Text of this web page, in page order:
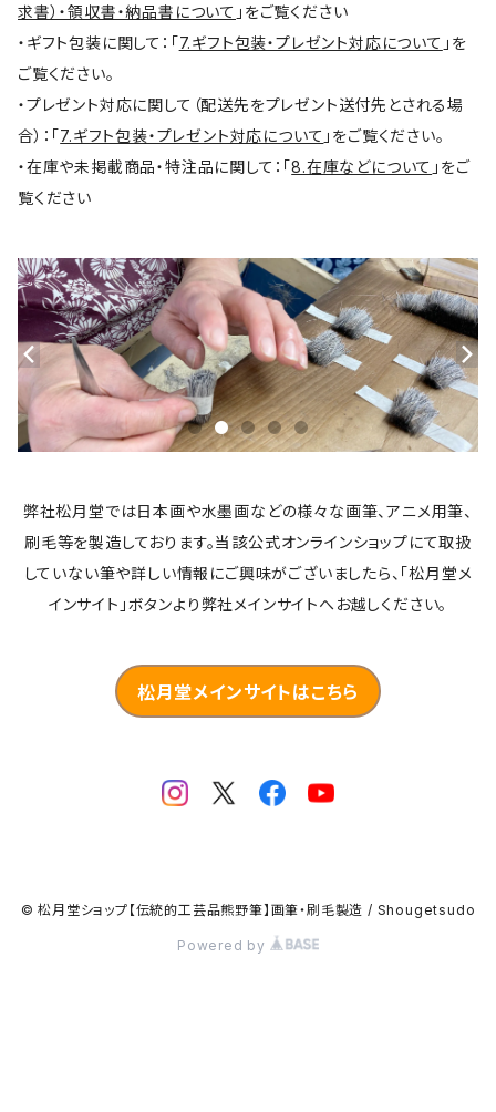
求書）・領収書・納品書について 」をご覧ください
・ギフト包装に関して：「7.ギフト包装・プレゼント対応について 」を
ご覧ください。
・プレゼント対応に関して（配送先をプレゼント送付先とされる場
合）：「7.ギフト包装・プレゼント対応について 」をご覧ください。
・在庫や未掲載商品・特注品に関して：「8.在庫などについて 」をご
覧ください
弊社松月堂では日本画や水墨画などの様々な画筆、アニメ用筆、
刷毛等を製造しております。当該公式オンラインショップにて取扱
していない筆や詳しい情報にご興味がございましたら、「松月堂メ
インサイト」ボタンより弊社メインサイトへお越しください。
松月堂メインサイトはこちら
© 松月堂ショップ【伝統的工芸品熊野筆】画筆・刷毛製造 / Shougetsudo
Powered by